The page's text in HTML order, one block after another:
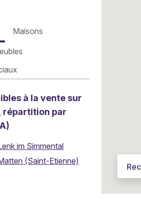
Maisons
à la vente sur
répartition par
im Simmental
(Saint-Etienne)